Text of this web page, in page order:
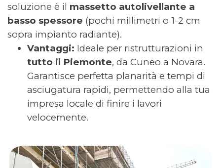
soluzione è il massetto autolivellante a
basso spessore (pochi millimetri o 1-2 cm
sopra impianto radiante).
Vantaggi: Ideale per ristrutturazioni in
tutto il Piemonte, da Cuneo a Novara.
Garantisce perfetta planarità e tempi di
asciugatura rapidi, permettendo alla tua
impresa locale di finire i lavori
velocemente.